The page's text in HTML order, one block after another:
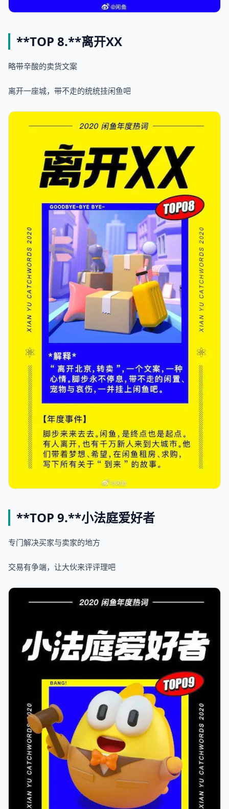
**TOP 8.**离开XX
略带辛酸的卖货文案
离开一座城，带不走的统统挂闲鱼吧
**TOP 9.**小法庭爱好者
专门解决买家与卖家的地方
交易有争端，让大伙来评评理吧